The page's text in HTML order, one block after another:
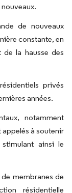
de nouveaux
constante, en
la hausse des
privés
années.
notamment
à soutenir
stimulant ainsi le
membranes de
résidentielle